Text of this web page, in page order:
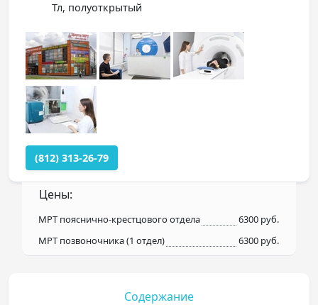
Тл, полуоткрытый
(812) 313-26-79
Цены:
МРТ пояснично-крестцового отдела
6300 руб.
МРТ позвоночника (1 отдел)
6300 руб.
Содержание